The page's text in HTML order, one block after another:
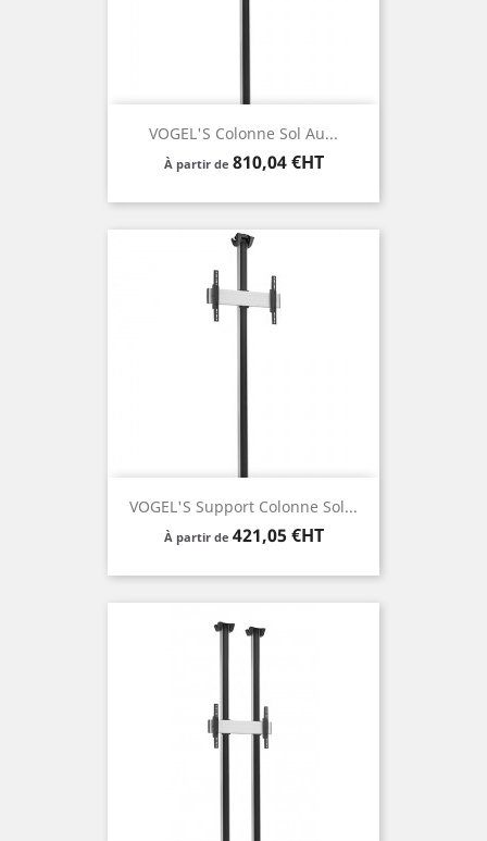
VOGEL'S Colonne Sol Au...
À partir de Prix
810,04 €HT
VOGEL'S Support Colonne Sol...
À partir de Prix
421,05 €HT